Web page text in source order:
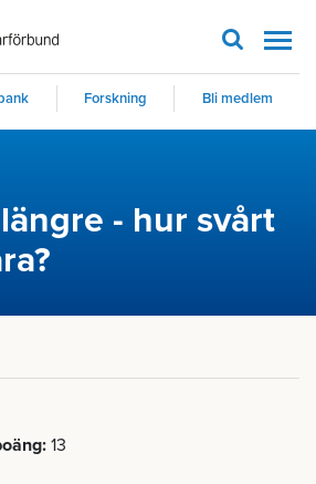
Forskning Bli medlem
- hur svårt
13